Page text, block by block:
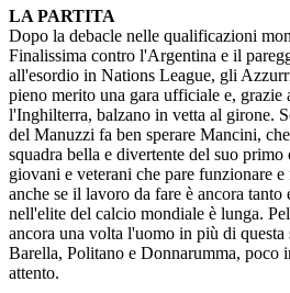
LA PARTITA
Dopo la debacle nelle qualificazioni
Finalissima contro l'Argentina e il
all'esordio in Nations League, gli
pieno merito una gara ufficiale e, grazie
l'Inghilterra, balzano in vetta al girone.
del Manuzzi fa ben sperare Mancini,
squadra bella e divertente del suo
giovani e veterani che pare funzionare
anche se il lavoro da fare è ancora tanto
nell'elite del calcio mondiale è lunga.
ancora una volta l'uomo in più di questa
Barella, Politano e Donnarumma, poco
attento.